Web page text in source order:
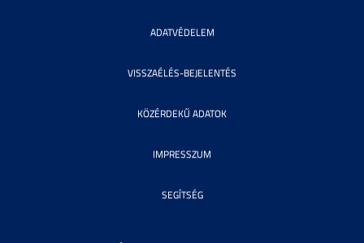
ADATVÉDELEM
VISSZAÉLÉS-BEJELENTÉS
KÖZÉRDEKŰ ADATOK
IMPRESSZUM
SEGÍTSÉG